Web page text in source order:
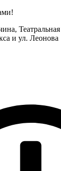
и ул. Леонова